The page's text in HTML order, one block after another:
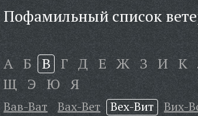
Пофамильный список
А Б В Г Д Е Ж З И К
Щ Э Ю Я
Вав-Ват Вах-Вет Вех-Вит Вих-